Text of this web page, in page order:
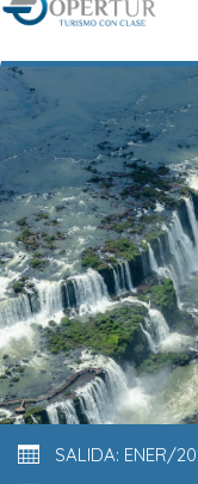
SALIDA: ENER/